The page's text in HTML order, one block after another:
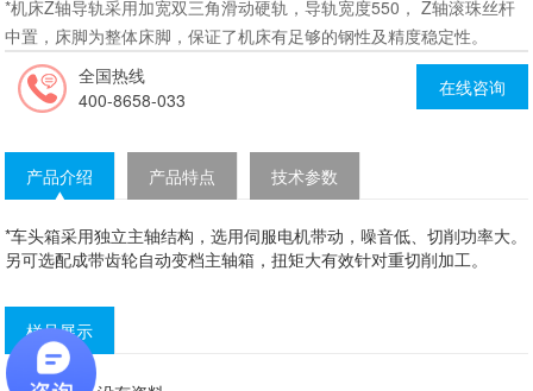
*机床Z轴导轨采用加宽双三角滑动硬轨，导轨宽度550， Z轴滚珠丝杆
中置，床脚为整体床脚，保证了机床有足够的钢性及精度稳定性。
在线咨询
全国热线
400-8658-033
产品介绍 产品特点 技术参数
*车头箱采用独立主轴结构，选用伺服电机带动，噪音低、切削功率大。
另可选配成带齿轮自动变档主轴箱，扭矩大有效针对重切削加工。
样品展示